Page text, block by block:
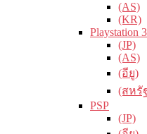
(AS)
(KR)
Playstation 3
(JP)
(AS)
(อียู)
(สหรั
PSP
(JP)